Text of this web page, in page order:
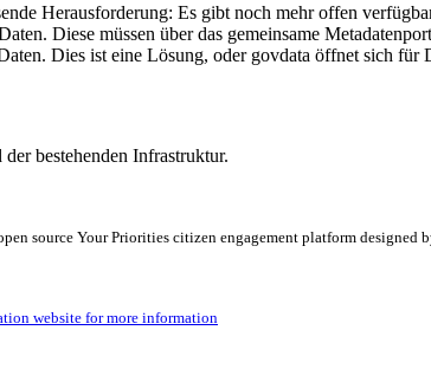
Herausforderung: Es gibt noch mehr offen
Diese müssen über das gemeinsame
Dies ist eine Lösung, oder govdata öffnet sich für
bestehenden Infrastruktur.
source Your Priorities citizen engagement platform
website for more information